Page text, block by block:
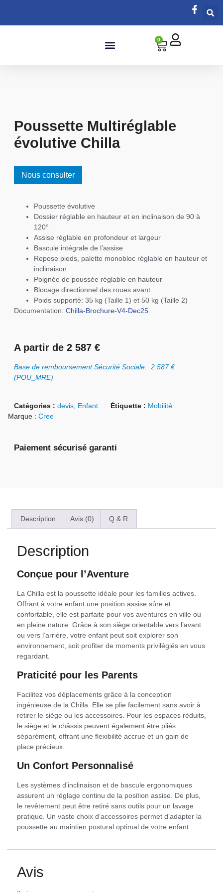
0
Poussette Multiréglable
évolutive Chilla
Nous consulter
Poussette évolutive
Dossier réglable en hauteur et en inclinaison de 90 à
120°
Assise réglable en profondeur et largeur
Bascule intégrale de l’assise
Repose pieds, palette monobloc réglable en hauteur et
inclinaison
Poignée de poussée réglable en hauteur
Blocage directionnel des roues avant
Poids supporté: 35 kg (Taille 1) et 50 kg (Taille 2)
Documentation: Chilla-Brochure-V4-Dec25
A partir de 2 587 €
Base de remboursement Sécurité Sociale: 2 587 €
(POU_MRE)
Catégories : devis Enfant Étiquette : Mobilité
Marque : Cree
Paiement sécurisé garanti
Description Avis (0) Q & R
Description
Conçue pour l’Aventure
La Chilla est la poussette idéale pour les familles actives.
Offrant à votre enfant une position assise sûre et
confortable, elle est parfaite pour vos aventures en ville ou
en pleine nature. Grâce à son siège orientable vers l’avant
ou vers l’arrière, votre enfant peut soit explorer son
environnement, soit profiter de moments privilégiés en vous
regardant.
Praticité pour les Parents
Facilitez vos déplacements grâce à la conception
ingénieuse de la Chilla. Elle se plie facilement sans avoir à
retirer le siège ou les accessoires. Pour les espaces réduits,
le siège et le châssis peuvent également être pliés
séparément, offrant une flexibilité accrue et un gain de
place précieux.
Un Confort Personnalisé
Les systèmes d’inclinaison et de bascule ergonomiques
assurent un réglage continu de la position assise. De plus,
le revêtement peut être retiré sans outils pour un lavage
pratique. Un vaste choix d’accessoires permet d’adapter la
poussette au maintien postural optimal de votre enfant.
Avis